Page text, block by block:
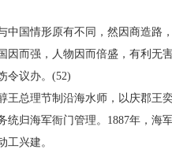
中国情形原有不同，然因商造路
因而强，人物因而倍盛，有利无
议办。 (52)
王总理节制沿海水师，以庆郡王
统归海军衙门管理。 1887年，海
工兴建。